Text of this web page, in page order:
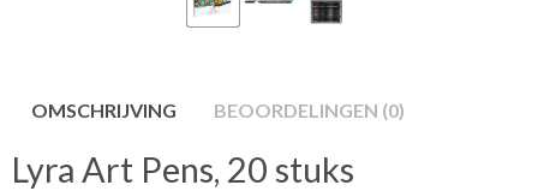
OMSCHRIJVING BEOORDELINGEN (0)
Lyra Art Pens, 20 stuks